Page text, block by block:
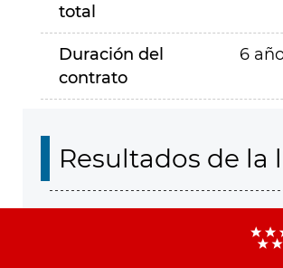
total
Duración del
contrato
6
Resultados de la